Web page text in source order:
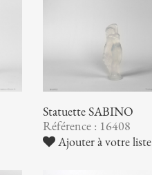
Statuette SABINO
Référence : 16408
Ajouter à votre liste